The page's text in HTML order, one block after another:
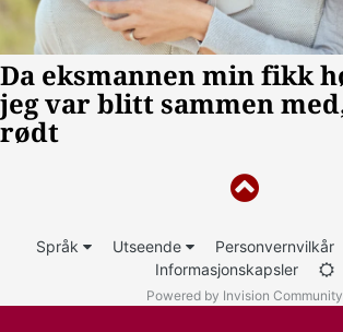
Språk Utseende Personvernvilkår
Informasjonskapsler
Powered by Invision Community